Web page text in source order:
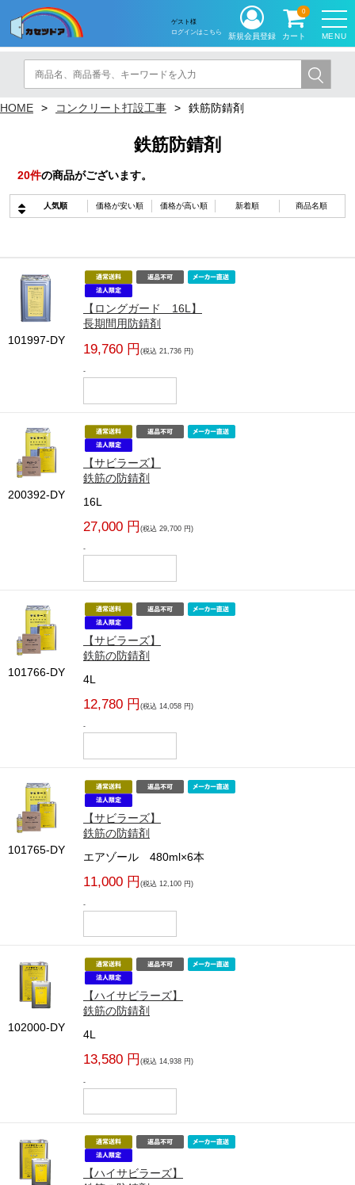
MENU
ゲスト様
ログインはこちら
新規会員登録 カート
0
HOME コンクリート打設工事 鉄筋防錆剤
鉄筋防錆剤
20件の商品がございます。
人気順 価格が安い順 価格が高い順 新着順 商品名順
101997-DY
【ロングガード 16L】
長期間用防錆剤
19,760 円 (税込 21,736 円)
-
200392-DY
【サビラーズ】
鉄筋の防錆剤
16L
27,000 円 (税込 29,700 円)
-
101766-DY
【サビラーズ】
鉄筋の防錆剤
4L
12,780 円 (税込 14,058 円)
-
101765-DY
【サビラーズ】
鉄筋の防錆剤
エアゾール 480ml×6本
11,000 円 (税込 12,100 円)
-
102000-DY
【ハイサビラーズ】
鉄筋の防錆剤
4L
13,580 円 (税込 14,938 円)
-
【ハイサビラーズ】